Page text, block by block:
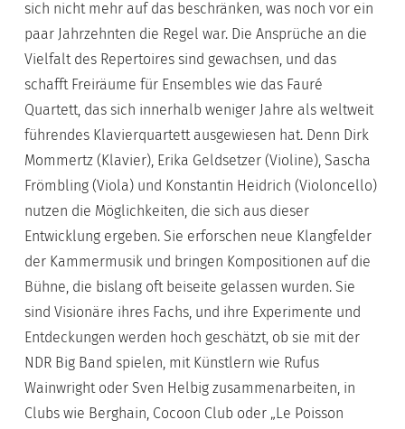
sich nicht mehr auf das beschränken, was noch vor ein
paar Jahrzehnten die Regel war. Die Ansprüche an die
Vielfalt des Repertoires sind gewachsen, und das
schafft Freiräume für Ensembles wie das Fauré
Quartett, das sich innerhalb weniger Jahre als weltweit
führendes Klavierquartett ausgewiesen hat. Denn Dirk
Mommertz (Klavier), Erika Geldsetzer (Violine), Sascha
Frömbling (Viola) und Konstantin Heidrich (Violoncello)
nutzen die Möglichkeiten, die sich aus dieser
Entwicklung ergeben. Sie erforschen neue Klangfelder
der Kammermusik und bringen Kompositionen auf die
Bühne, die bislang oft beiseite gelassen wurden. Sie
sind Visionäre ihres Fachs, und ihre Experimente und
Entdeckungen werden hoch geschätzt, ob sie mit der
NDR Big Band spielen, mit Künstlern wie Rufus
Wainwright oder Sven Helbig zusammenarbeiten, in
Clubs wie Berghain, Cocoon Club oder „Le Poisson